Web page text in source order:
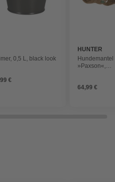
0,5 L, black look
€
HUNTER
Hundemantel
»Paxson«,
karamell
64,99 €